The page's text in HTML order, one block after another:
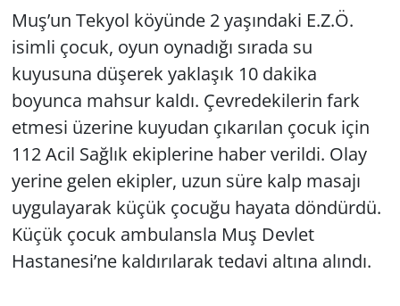
Muş’un Tekyol köyünde 2 yaşındaki E.Z.Ö.
isimli çocuk, oyun oynadığı sırada su
kuyusuna düşerek yaklaşık 10 dakika
boyunca mahsur kaldı. Çevredekilerin fark
etmesi üzerine kuyudan çıkarılan çocuk için
112 Acil Sağlık ekiplerine haber verildi. Olay
yerine gelen ekipler, uzun süre kalp masajı
uygulayarak küçük çocuğu hayata döndürdü.
Küçük çocuk ambulansla Muş Devlet
Hastanesi’ne kaldırılarak tedavi altına alındı.